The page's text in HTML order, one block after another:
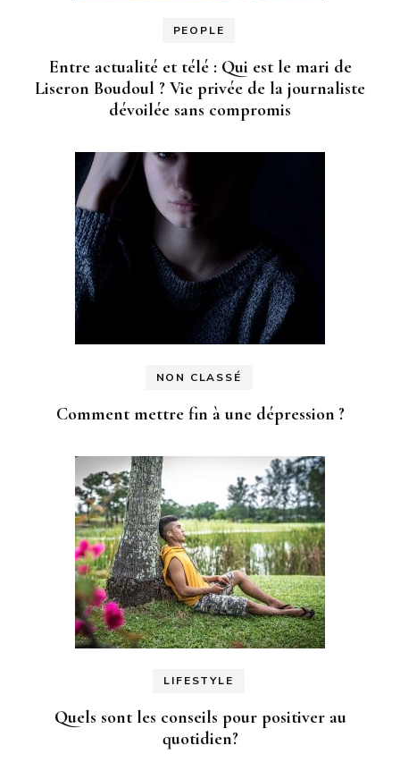
PEOPLE
Entre actualité et télé : Qui est le mari de
Liseron Boudoul ? Vie privée de la journaliste
dévoilée sans compromis
NON CLASSÉ
Comment mettre fin à une dépression ?
LIFESTYLE
Quels sont les conseils pour positiver au
quotidien?